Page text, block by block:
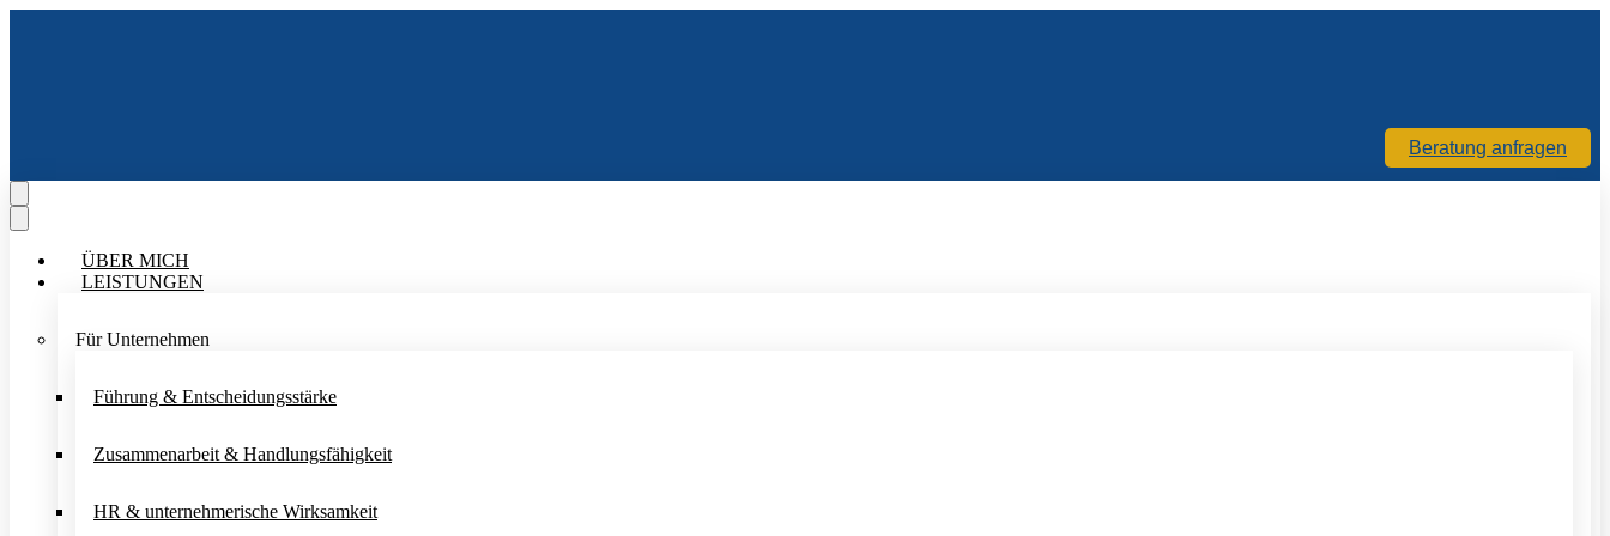
Beratung anfragen
ÜBER MICH
LEISTUNGEN
Für Unternehmen
Führung & Entscheidungsstärke
Zusammenarbeit & Handlungsfähigkeit
HR & unternehmerische Wirksamkeit